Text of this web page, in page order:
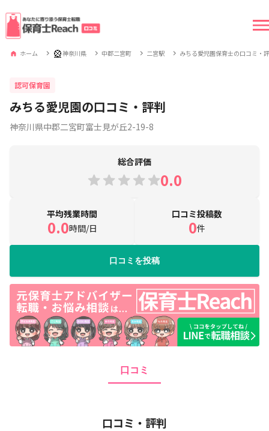
ホーム 🎡神奈川県 中郡二宮町 二宮駅 みちる愛児園保育士の口コミ・
認可保育園
みちる愛児園の口コミ・評判
神奈川県中郡二宮町富士見が丘2-19-8
総合評価
0.0
平均残業時間
0.0時間/日
口コミ投稿数
0件
口コミを投稿
口コミ
口コミ・評判